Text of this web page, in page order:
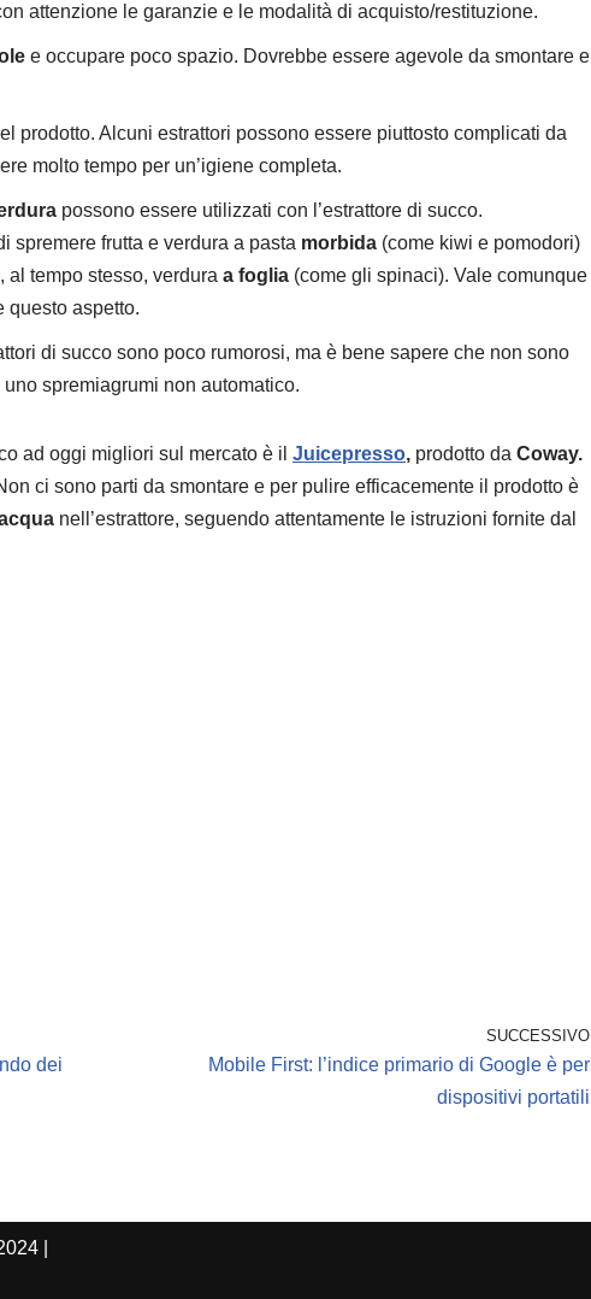
attenzione le garanzie e le modalità di acquisto/restituzione.
e occupare poco spazio. Dovrebbe essere agevole da smontare e
prodotto. Alcuni estrattori possono essere piuttosto complicati da
molto tempo per un’igiene completa.
possono essere utilizzati con l’estrattore di succo.
spremere frutta e verdura a pasta morbida (come kiwi e pomodori)
al tempo stesso, verdura a foglia (come gli spinaci). Vale comunque
questo aspetto.
di succo sono poco rumorosi, ma è bene sapere che non sono
spremiagrumi non automatico.
ad oggi migliori sul mercato è il Juicepresso, prodotto da Coway.
ci sono parti da smontare e per pulire efficacemente il prodotto è
nell’estrattore, seguendo attentamente le istruzioni fornite dal
dei
SUCCESSIVO
Mobile First: l’indice primario di Google è per
dispositivi portatili
|